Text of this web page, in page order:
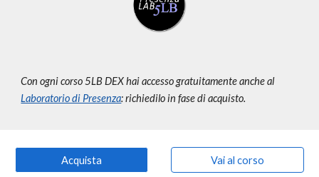
Con ogni corso 5LB DEX hai accesso gratuitamente anche al
Laboratorio di Presenza: richiedilo in fase di acquisto.
Acquista Vai al corso